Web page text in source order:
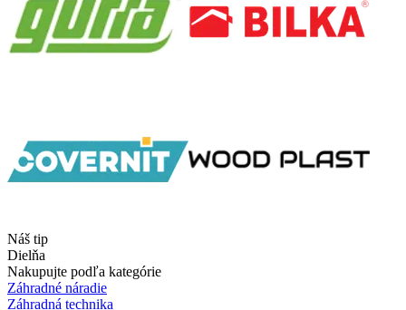
Náš tip
Dielňa
Nakupujte podľa kategórie
Záhradné náradie
Záhradná technika